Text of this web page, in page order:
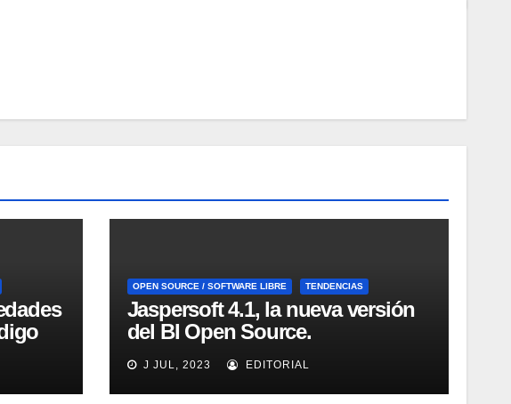
OPEN SOURCE / SOFTWARE LIBRE TENDENCIAS
Jaspersoft 4.1, la nueva versión
del BI Open Source.
Introducción y demo. Webinar
de 1 hora.
J JUL, 2023 EDITORIAL